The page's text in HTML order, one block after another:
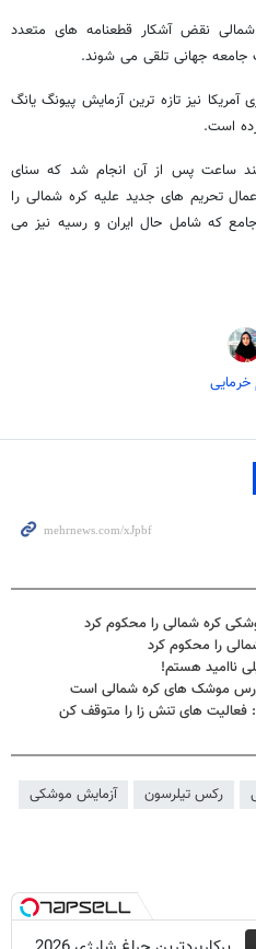
نقض آشکار قطعنامه های متعدد
جهانی تلقی می شوند.
نیز تازه ترین آزمایش پیونگ یانگ
است.
ساعت پس از آن انجام شد که سنای
تحریم های جدید علیه کره شمالی را
که شامل حال ایران و رسیه نیز می
خرمایی
کره شمالی را محکوم کرد
را محکوم کرد
ناامید هستم!
موشک های کره شمالی است
فعالیت های تنش زا را متوقف کن
رکس تیلرسون
آزمایش موشکی